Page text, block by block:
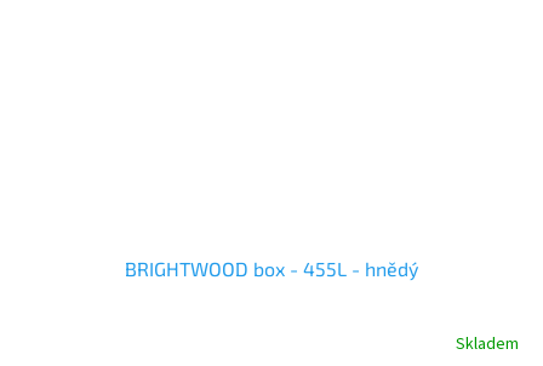
BRIGHTWOOD box - 455L - hnědý
Skladem